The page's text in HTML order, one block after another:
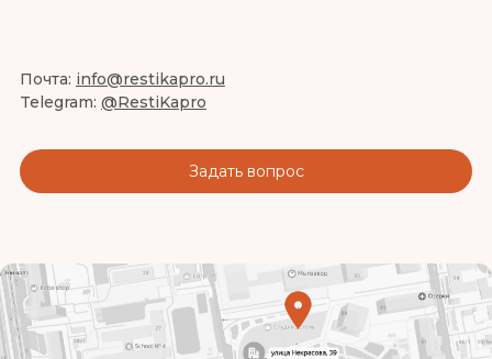
Почта: info@restikapro.ru
Telegram: @RestiKapro
Задать вопрос